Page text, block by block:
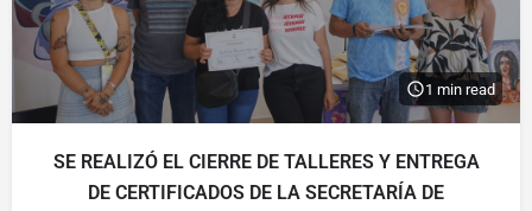
1 min read
SE REALIZÓ EL CIERRE DE TALLERES Y ENTREGA
DE CERTIFICADOS DE LA SECRETARÍA DE